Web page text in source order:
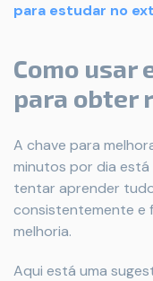
para estudar no
Como usar
para obter
A chave para
minutos por dia está
tentar aprender
consistentemente e
melhoria.
Aqui está uma